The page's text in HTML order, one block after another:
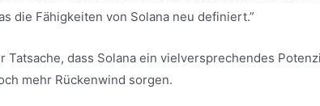
die Fähigkeiten von Solana neu definiert.”
Tatsache, dass Solana ein vielversprechendes
mehr Rückenwind sorgen.